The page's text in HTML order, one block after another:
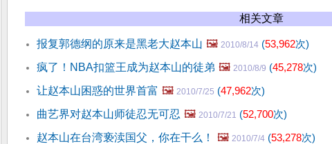
相关文章
报复郭德纲的原来是黑老大赵本山 🖼️ 2010/8/14 (53,962次)
疯了！NBA扣篮王成为赵本山的徒弟 🖼️ 2010/8/9 (45,278次)
让赵本山困惑的世界首富 🖼️ 2010/7/25 (47,962次)
曲艺界对赵本山师徒忍无可忍 🖼️ 2010/7/21 (52,700次)
赵本山在台湾亵渎国父，你在干么！
🖼️ 2010/7/4 (53,278次)